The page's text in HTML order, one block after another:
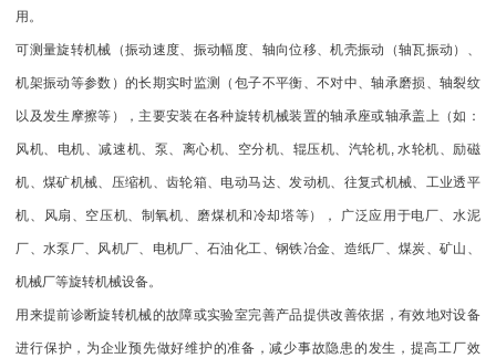
用。
可测量旋转机械（振动速度、振动幅度、轴向位移、机壳振动（轴瓦振动）、
机架振动等参数）的长期实时监测（包子不平衡、不对中、轴承磨损、轴裂纹
以及发生摩擦等），主要安装在各种旋转机械装置的轴承座或轴承盖上（如：
风机、电机、减速机、泵、离心机、空分机、辊压机、汽轮机, 水轮机、励磁
机、煤矿机械、压缩机、齿轮箱、电动马达、发动机、往复式机械、工业透平
机、风扇、空压机、制氧机、磨煤机和冷却塔等）， 广泛应用于电厂、水泥
厂、水泵厂、风机厂、电机厂、石油化工、钢铁冶金、造纸厂、煤炭、矿山、
机械厂等旋转机械设备。
用来提前诊断旋转机械的故障或实验室完善产品提供改善依据，有效地对设备
进行保护，为企业预先做好维护的准备，减少事故隐患的发生，提高工厂效